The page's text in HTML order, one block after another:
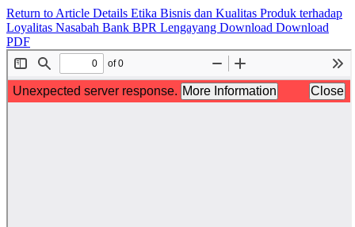
Return to Article Details Etika Bisnis dan Kualitas Produk terhadap
Loyalitas Nasabah Bank BPR Lengayang Download Download
PDF